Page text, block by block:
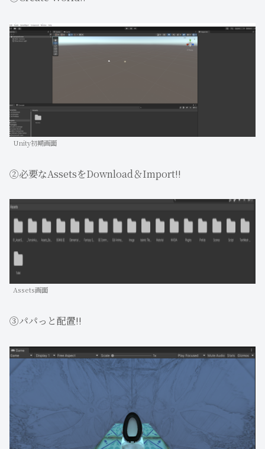
Unity初期画面
②必要なAssetsをDownload＆Import!!
Assets画面
③パパっと配置!!